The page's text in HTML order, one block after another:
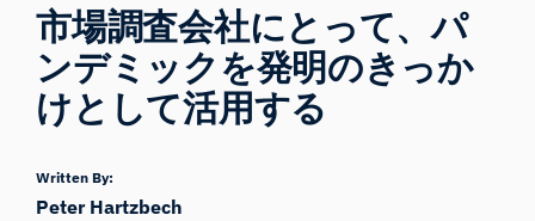
市場調査会社にとって、パ
ンデミックを発明のきっか
けとして活用する
Written By:
Peter Hartzbech